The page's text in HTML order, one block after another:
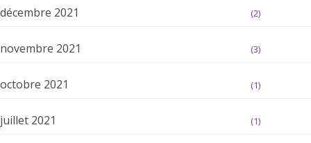
décembre 2021 (2)
novembre 2021 (3)
octobre 2021 (1)
juillet 2021 (1)